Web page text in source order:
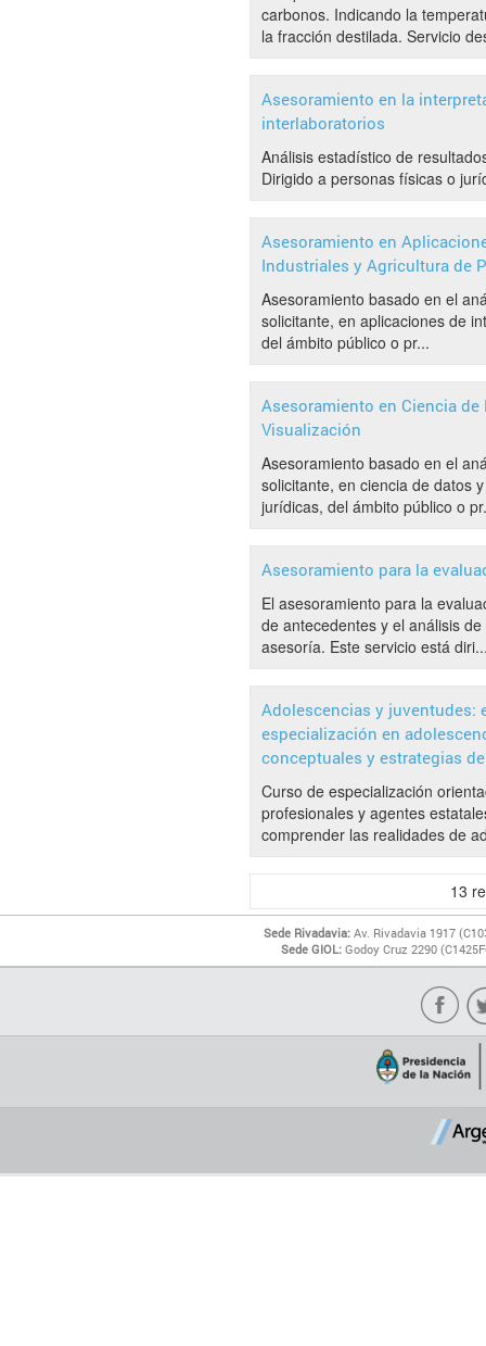
carbonos. Indicando la
la fracción destilada. Servicio
Asesoramiento en la
interlaboratorios
Análisis estadístico de
Dirigido a personas físicas o
Asesoramiento en
Industriales y Agricultura de
Asesoramiento basado en el
solicitante, en aplicaciones de
del ámbito público o pr...
Asesoramiento en Ciencia
Visualización
Asesoramiento basado en el
solicitante, en ciencia de datos
jurídicas, del ámbito público o
Asesoramiento para la
El asesoramiento para la
de antecedentes y el análisis
asesoría. Este servicio está
Adolescencias y juventudes:
especialización en
conceptuales y estrategias
Curso de especialización
profesionales y agentes
comprender las realidades de
13
Sede Rivadavia: Av. Rivadavia 1917
Sede GIOL: Godoy Cruz 2290